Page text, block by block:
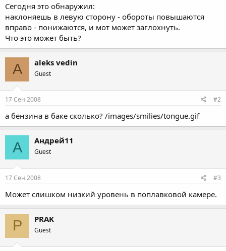
Сегодня это обнаружил:
наклоняешь в левую сторону - обороты повышаются
вправо - понижаются, и мот может заглохнуть.
Что это может быть?
A aleks vedin
Guest
17 Сен 2008 #2
а бензина в баке сколько? /images/smilies/tongue.gif
А Андрей11
Guest
17 Сен 2008 #3
Может слишком низкий уровень в поплавковой камере.
P PRAK
Guest